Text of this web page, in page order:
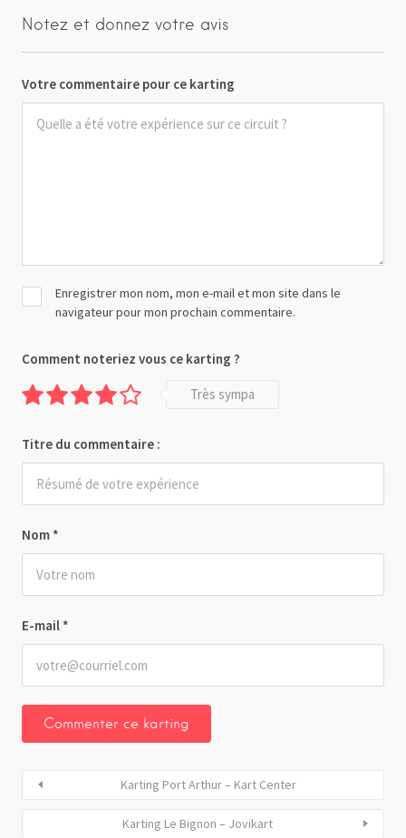
Notez et donnez votre avis
Votre commentaire pour ce karting
Nom *
E-mail *
Enregistrer mon nom, mon e-mail et mon site dans le
navigateur pour mon prochain commentaire.
Comment noteriez vous ce karting ?
Très sympa
Titre du commentaire :
Karting Port Arthur – Kart Center
Karting Le Bignon – Jovikart